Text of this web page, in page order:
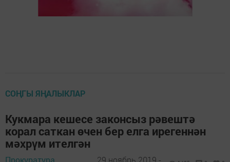
СОҢГЫ ЯҢАЛЫКЛАР
Кукмара кешесе законсыз рәвештә
корал саткан өчен бер елга ирегеннән
мәхрүм ителгән
Прокуратура 29 ноябрь 2019 -